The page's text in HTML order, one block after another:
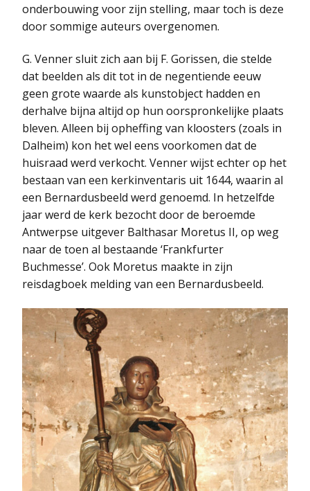
onderbouwing voor zijn stelling, maar toch is deze
door sommige auteurs overgenomen.
G. Venner sluit zich aan bij F. Gorissen, die stelde
dat beelden als dit tot in de negentiende eeuw
geen grote waarde als kunstobject hadden en
derhalve bijna altijd op hun oorspronkelijke plaats
bleven. Alleen bij opheffing van kloosters (zoals in
Dalheim) kon het wel eens voorkomen dat de
huisraad werd verkocht. Venner wijst echter op het
bestaan van een kerkinventaris uit 1644, waarin al
een Bernardusbeeld werd genoemd. In hetzelfde
jaar werd de kerk bezocht door de beroemde
Antwerpse uitgever Balthasar Moretus II, op weg
naar de toen al bestaande ‘Frankfurter
Buchmesse’. Ook Moretus maakte in zijn
reisdagboek melding van een Bernardusbeeld.